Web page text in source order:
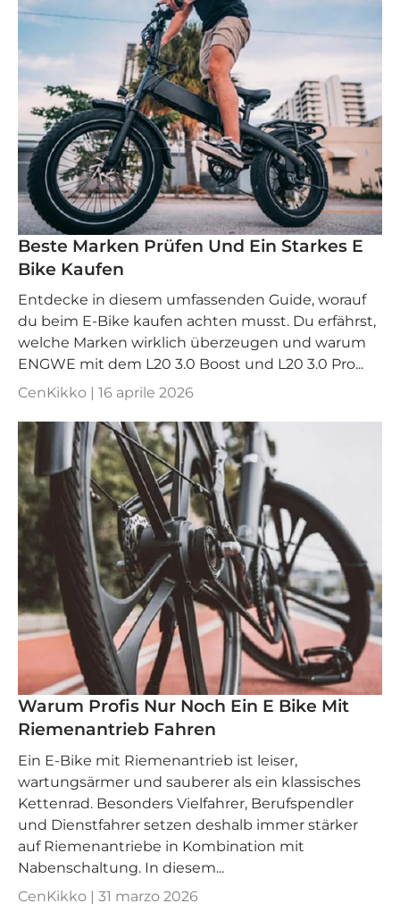
Beste Marken Prüfen Und Ein Starkes E
Bike Kaufen
Entdecke in diesem umfassenden Guide, worauf
du beim E-Bike kaufen achten musst. Du erfährst,
welche Marken wirklich überzeugen und warum
ENGWE mit dem L20 3.0 Boost und L20 3.0 Pro...
CenKikko | 16 aprile 2026
Warum Profis Nur Noch Ein E Bike Mit
Riemenantrieb Fahren
Ein E‑Bike mit Riemenantrieb ist leiser,
wartungsärmer und sauberer als ein klassisches
Kettenrad. Besonders Vielfahrer, Berufspendler
und Dienstfahrer setzen deshalb immer stärker
auf Riemenantriebe in Kombination mit
Nabenschaltung. In diesem...
CenKikko | 31 marzo 2026